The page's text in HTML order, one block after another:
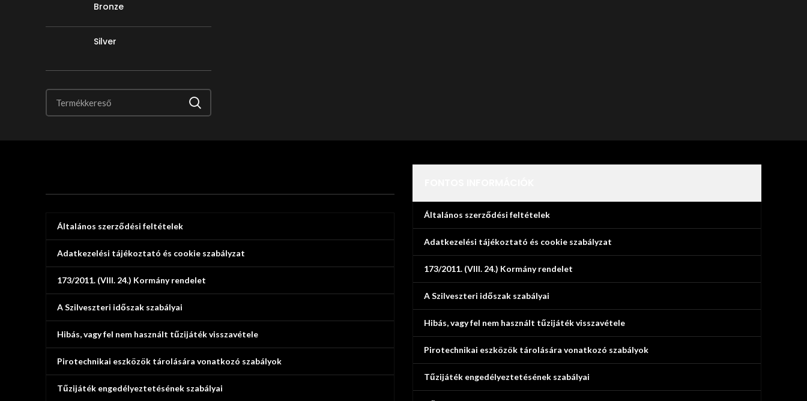
Bronze
Silver
Általános szerződési feltételek
Adatkezelési tájékoztató és cookie szabályzat
173/2011. (VIII. 24.) Kormány rendelet
A Szilveszteri időszak szabályai
Hibás, vagy fel nem használt tűzijáték visszavétele
Pirotechnikai eszközök tárolására vonatkozó szabályok
Tűzijáték engedélyeztetésének szabályai
Általános szerződési feltételek
Adatkezelési tájékoztató és cookie szabályzat
173/2011. (VIII. 24.) Kormány rendelet
A Szilveszteri időszak szabályai
Hibás, vagy fel nem használt tűzijáték visszavétele
Pirotechnikai eszközök tárolására vonatkozó szabályok
Tűzijáték engedélyeztetésének szabályai